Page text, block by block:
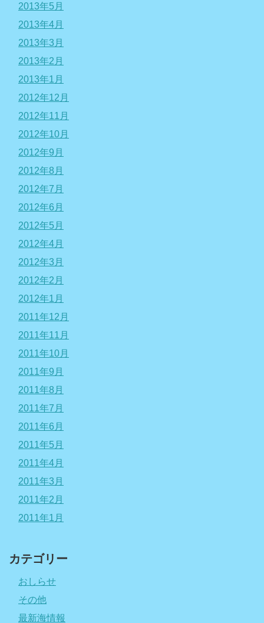
2013年5月
2013年4月
2013年3月
2013年2月
2013年1月
2012年12月
2012年11月
2012年10月
2012年9月
2012年8月
2012年7月
2012年6月
2012年5月
2012年4月
2012年3月
2012年2月
2012年1月
2011年12月
2011年11月
2011年10月
2011年9月
2011年8月
2011年7月
2011年6月
2011年5月
2011年4月
2011年3月
2011年2月
2011年1月
カテゴリー
おしらせ
その他
最新海情報